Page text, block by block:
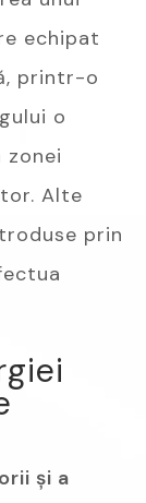
echipat
printr-o
o
Alte
prin
și a